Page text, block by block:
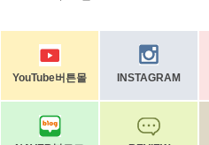
YouTube버튼몰 INSTAGRAM